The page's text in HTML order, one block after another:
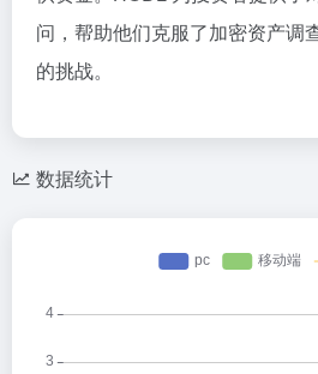
问，帮助他们克服了加密资产调
的挑战。
数据统计